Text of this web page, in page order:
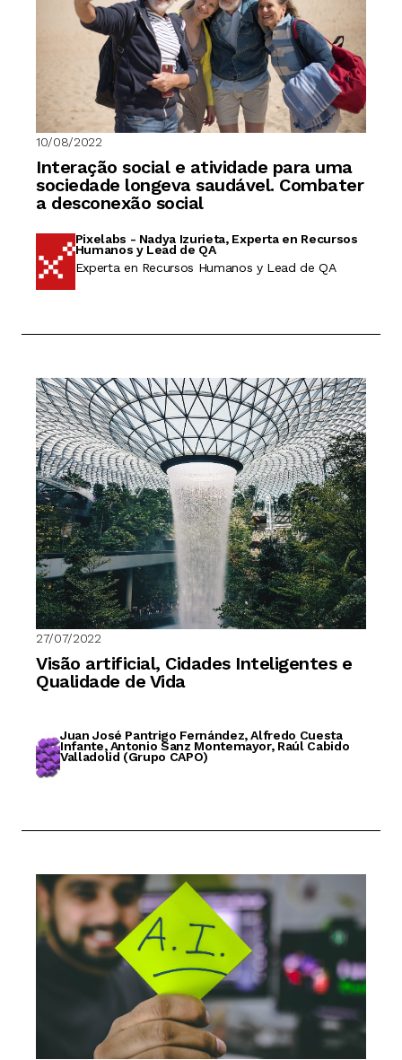
10/08/2022
Interação social e atividade para uma
sociedade longeva saudável. Combater
a desconexão social
Pixelabs - Nadya Izurieta, Experta en Recursos
Humanos y Lead de QA
Experta en Recursos Humanos y Lead de QA
27/07/2022
Visão artificial, Cidades Inteligentes e
Qualidade de Vida
Juan José Pantrigo Fernández, Alfredo Cuesta
Infante, Antonio Sanz Montemayor, Raúl Cabido
Valladolid (Grupo CAPO)